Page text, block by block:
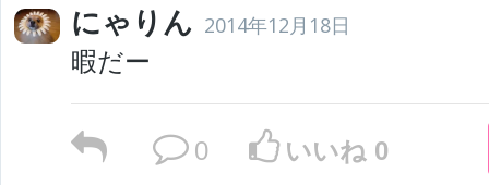
にゃりん 2014年12月18日
暇だー
0 いいね 0